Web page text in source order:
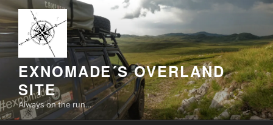
Zum
Inhalt
springen
EXNOMADE´S OVERLAND
SITE
Always on the run…